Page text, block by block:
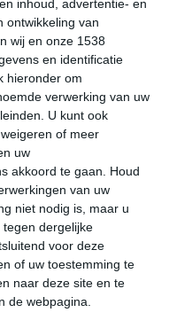
inhoud, advertentie- en
ontwikkeling van
wij en onze 1538
en identificatie
hieronder om
verwerking van uw
U kunt ook
of meer
uw
akkoord te gaan. Houd
van uw
niet nodig is, maar u
dergelijke
voor deze
of uw toestemming te
naar deze site en te
de webpagina.
22°
ma
28° 20° 27°
15:00 18:00
15:00 18:00